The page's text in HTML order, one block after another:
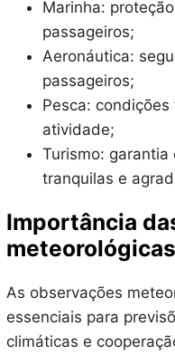
Marinha:
passageiros;
Aeronáutica:
passageiros;
Pesca:
atividade;
Turismo: garantia
tranquilas e
Importância
As observações
essenciais para
climáticas e